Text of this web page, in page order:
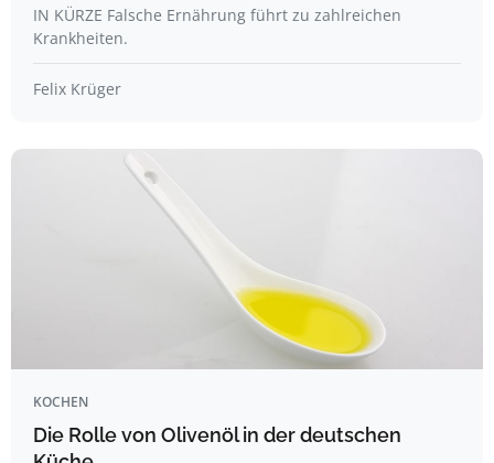
IN KÜRZE Falsche Ernährung führt zu zahlreichen
Krankheiten.
Felix Krüger
KOCHEN
Die Rolle von Olivenöl in der deutschen